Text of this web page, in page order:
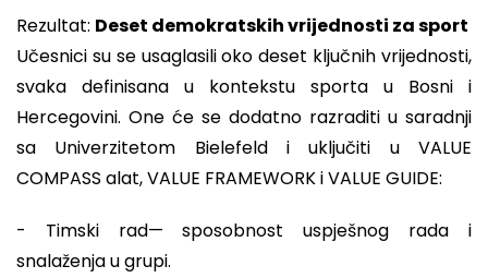
Rezultat: Deset demokratskih vrijednosti za sport
Učesnici su se usaglasili oko deset ključnih vrijednosti,
svaka definisana u kontekstu sporta u Bosni i
Hercegovini. One će se dodatno razraditi u saradnji
sa Univerzitetom Bielefeld i uključiti u VALUE
COMPASS alat, VALUE FRAMEWORK i VALUE GUIDE:
- Timski rad— sposobnost uspješnog rada i
snalaženja u grupi.